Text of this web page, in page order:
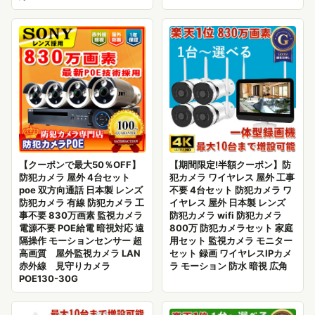
【クーポンで最大50％OFF】
防犯カメラ 屋外 4台セット
poe 双方向通話 日本製 レンズ
防犯カメラ 有線 防犯カメラ 工
事不要 830万画素 監視カメラ
電源不要 POE給電 暗視対応 遠
隔操作 モーションセンサー 超
高画質 屋外監視カメラ LAN
赤外線 見守りカメラ
POE130-30G
【期間限定!半額クーポン】防
犯カメラ ワイヤレス 屋外 工事
不要 4台セット 防犯カメラ ワ
イヤレス 屋外 日本製 レンズ
防犯カメラ wifi 防犯カメラ
800万 防犯カメラセット 家庭
用セット 監視カメラ モニター
セット 録画 ワイヤレスIPカメ
ラ モーション 防水 暗視 広角